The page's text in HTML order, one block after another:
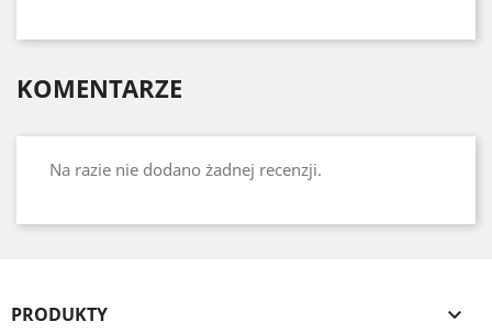
KOMENTARZE
Na razie nie dodano żadnej recenzji.
PRODUKTY 